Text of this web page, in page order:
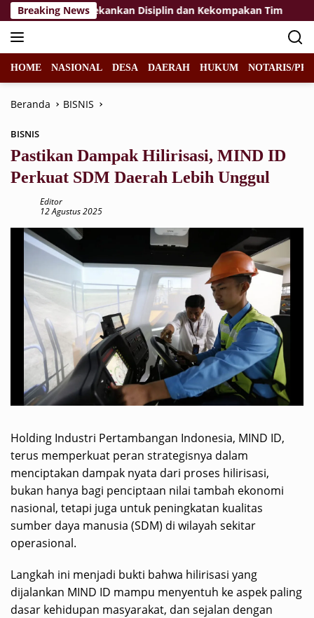
Langsung
ke
konten
Breaking News
2026, Tekankan Disiplin dan Kekompakan Tim
HOME NASIONAL DESA DAERAH HUKUM NOTARIS/
Beranda BISNIS
BISNIS
Pastikan Dampak Hilirisasi, MIND ID
Perkuat SDM Daerah Lebih Unggul
Editor
12 Agustus 2025
Holding Industri Pertambangan Indonesia, MIND ID,
terus memperkuat peran strategisnya dalam
menciptakan dampak nyata dari proses hilirisasi,
bukan hanya bagi penciptaan nilai tambah ekonomi
nasional, tetapi juga untuk peningkatan kualitas
sumber daya manusia (SDM) di wilayah sekitar
operasional.
Langkah ini menjadi bukti bahwa hilirisasi yang
dijalankan MIND ID mampu menyentuh ke aspek paling
dasar kehidupan masyarakat, dan sejalan dengan